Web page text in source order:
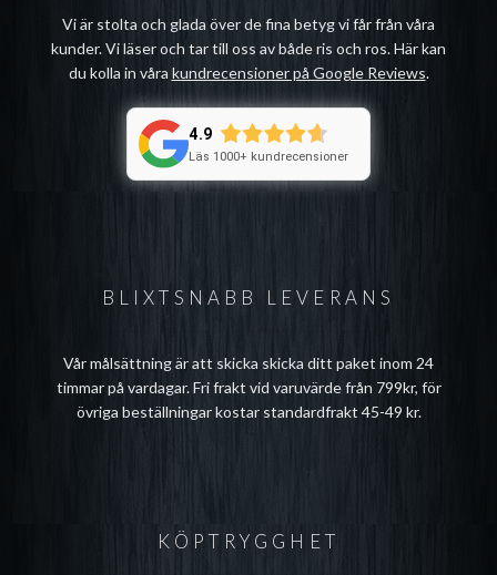
BLIXTSNABB LEVERANS
Vår målsättning är att skicka skicka ditt paket inom 24
timmar på vardagar. Fri frakt vid varuvärde från 799kr, för
övriga beställningar kostar standardfrakt 45-49 kr.
Vi är stolta och glada över de fina betyg vi får från våra
kunder. Vi läser och tar till oss av både ris och ros. Här kan
du kolla in våra kundrecensioner på Google Reviews.
4.9
Läs 1000+ kundrecensioner
KÖPTRYGGHET